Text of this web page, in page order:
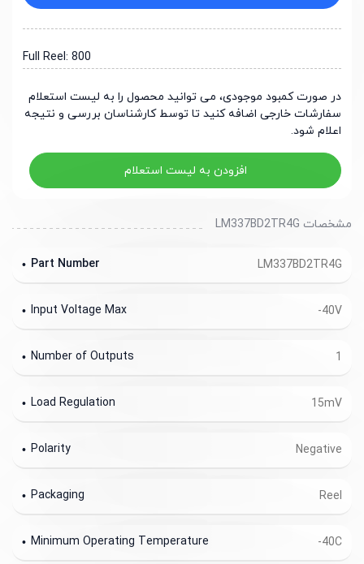
Full Reel: 800
در صورت کمبود موجودی، می توانید محصول را به لیست استعلام
سفارشات خارجی اضافه کنید تا توسط کارشناسان بررسی و نتیجه
اعلام شود.
افزودن به لیست استعلام
مشخصات LM337BD2TR4G
LM337BD2TR4G
Part Number
-40V
Input Voltage Max
1
Number of Outputs
15mV
Load Regulation
Negative
Polarity
Reel
Packaging
-40C
Minimum Operating Temperature